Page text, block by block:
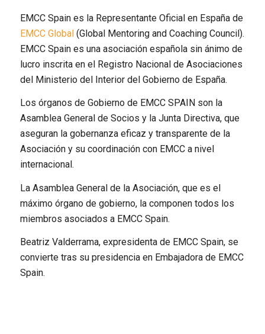
EMCC Spain es la Representante Oficial en España de
EMCC Global(Global Mentoring and Coaching Council).
EMCC Spain es una asociación española sin ánimo de
lucro inscrita en el Registro Nacional de Asociaciones
del Ministerio del Interior del Gobierno de España.
Los órganos de Gobierno de EMCC SPAIN son la
Asamblea General de Socios y la Junta Directiva, que
aseguran la gobernanza eficaz y transparente de la
Asociación y su coordinación con EMCC a nivel
internacional.
La Asamblea General de la Asociación, que es el
máximo órgano de gobierno, la componen todos los
miembros asociados a EMCC Spain.
Beatriz Valderrama, expresidenta de EMCC Spain, se
convierte tras su presidencia en Embajadora de EMCC
Spain.